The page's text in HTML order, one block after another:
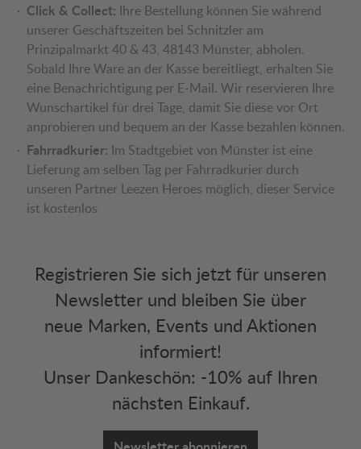
Click & Collect: Ihre Bestellung können Sie während
unserer Geschäftszeiten bei Schnitzler am
Prinzipalmarkt 40 & 43, 48143 Münster, abholen.
Sobald Ihre Ware an der Kasse bereitliegt, erhalten Sie
eine Benachrichtigung per E-Mail. Wir reservieren Ihre
Wunschartikel für drei Tage, damit Sie diese vor Ort
anprobieren und bequem an der Kasse bezahlen können.
Fahrradkurier: Im Stadtgebiet von Münster ist eine
Lieferung am selben Tag per Fahrradkurier durch
unseren Partner Leezen Heroes möglich, dieser Service
ist kostenlos
Registrieren Sie sich jetzt für unseren
Newsletter und bleiben Sie über
neue Marken, Events und Aktionen
informiert!
Unser Dankeschön: -10% auf Ihren
nächsten Einkauf.